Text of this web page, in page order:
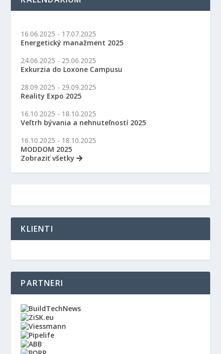
16.06.2025 - 17.07.2025
Energetický manažment 2025
24.06.2025 - 25.06.2025
Exkurzia do Loxone Campusu
28.09.2025 - 29.09.2025
Reality Expo 2025
16.10.2025 - 18.10.2025
Veľtrh bývania a nehnuteľností 2025
16.10.2025 - 18.10.2025
MODDOM 2025
Zobraziť všetky
KLIENTI
PARTNERI